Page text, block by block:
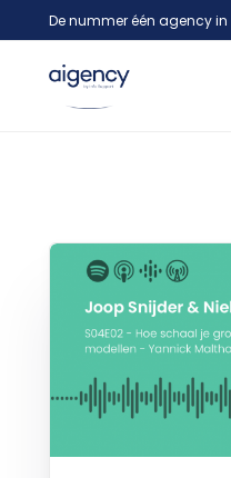
De nummer één agency in